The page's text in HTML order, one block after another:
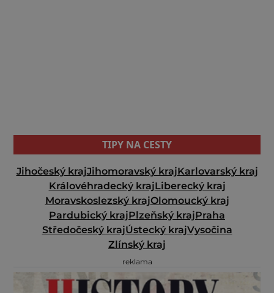
TIPY NA CESTY
Jihočeský krajJihomoravský krajKarlovarský kraj
Královéhradecký krajLiberecký kraj
Moravskoslezský krajOlomoucký kraj
Pardubický krajPlzeňský krajPraha
Středočeský krajÚstecký krajVysočina
Zlínský kraj
reklama